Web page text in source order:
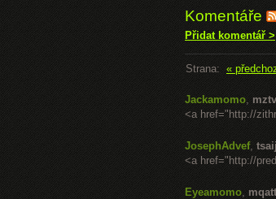
Komentáře
Přidat komentář >
Strana: «
Jackamomo,
<a href="http://
JosephAdvef,
<a href="http://
Eyeamomo,